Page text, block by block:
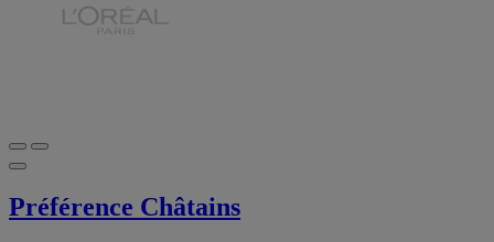
Préférence Châtains